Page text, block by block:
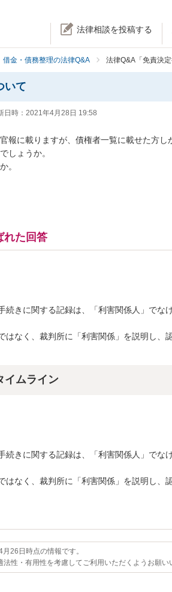
法律相談を投稿する
借金・債務整理の法律Q&A 法律Q&A「免責決定
いて
日時： 2021年4月28日 19:58
報に載りますが、債権者一覧に載せた方し
しょうか。
。
れた回答
続きに関する記録は、「利害関係人」でな
はなく、裁判所に「利害関係」を説明し、
イムライン
続きに関する記録は、「利害関係人」でな
はなく、裁判所に「利害関係」を説明し、
26日時点の情報です。
法性・有用性を考慮してご利用いただくようお願い